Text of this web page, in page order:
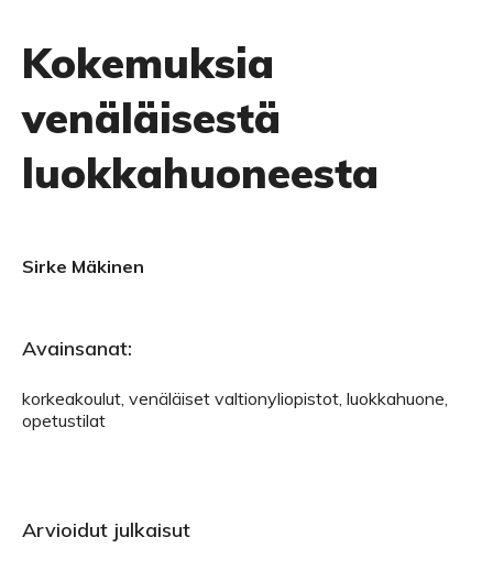
Kokemuksia
venäläisestä
luokkahuoneesta
Sirke Mäkinen
Avainsanat:
korkeakoulut, venäläiset valtionyliopistot, luokkahuone,
opetustilat
Arvioidut julkaisut